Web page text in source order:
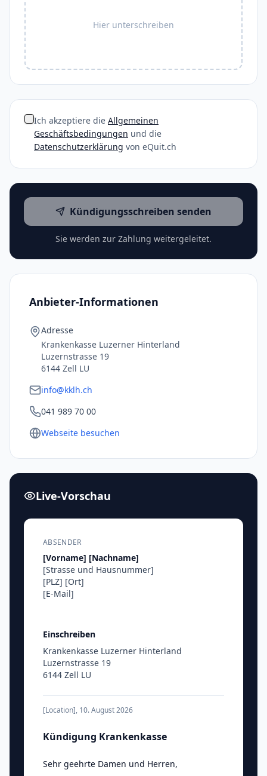
Hier unterschreiben
Ich akzeptiere die Allgemeinen
Geschäftsbedingungen und die
Datenschutzerklärung von eQuit.ch
Kündigungsschreiben senden
Sie werden zur Zahlung weitergeleitet.
Anbieter-Informationen
Adresse
Krankenkasse Luzerner Hinterland
Luzernstrasse 19
6144 Zell LU
info@kklh.ch
041 989 70 00
Webseite besuchen
Live-Vorschau
ABSENDER
[Vorname] [Nachname]
[Strasse und Hausnummer]
[PLZ] [Ort]
[E-Mail]
Einschreiben
Krankenkasse Luzerner Hinterland
Luzernstrasse 19
6144 Zell LU
[Location], 10. August 2026
Kündigung Krankenkasse
Sehr geehrte Damen und Herren,